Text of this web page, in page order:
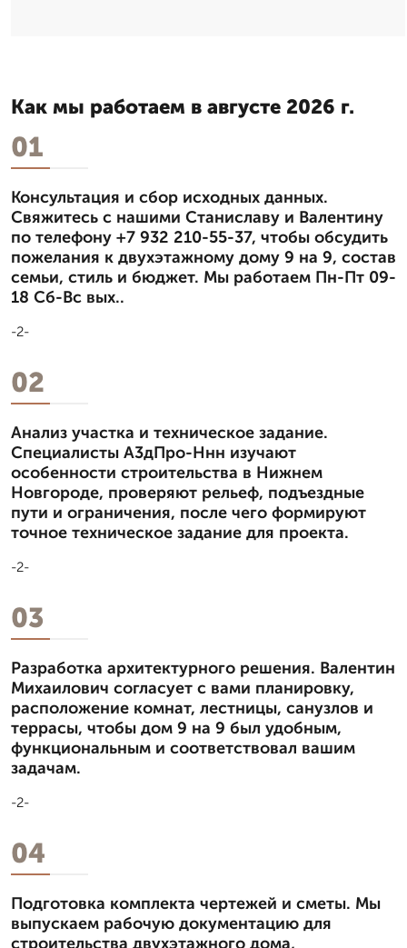
Как мы работаем в августе 2026 г.
01
Консультация и сбор исходных данных.
Свяжитесь с нашими Станиславу и Валентину
по телефону +7 932 210-55-37, чтобы обсудить
пожелания к двухэтажному дому 9 на 9, состав
семьи, стиль и бюджет. Мы работаем Пн-Пт 09-
18 Сб-Вс вых..
-2-
02
Анализ участка и техническое задание.
Специалисты А3дПро-Ннн изучают
особенности строительства в Нижнем
Новгороде, проверяют рельеф, подъездные
пути и ограничения, после чего формируют
точное техническое задание для проекта.
-2-
03
Разработка архитектурного решения. Валентин
Михаилович согласует с вами планировку,
расположение комнат, лестницы, санузлов и
террасы, чтобы дом 9 на 9 был удобным,
функциональным и соответствовал вашим
задачам.
-2-
04
Подготовка комплекта чертежей и сметы. Мы
выпускаем рабочую документацию для
строительства двухэтажного дома,